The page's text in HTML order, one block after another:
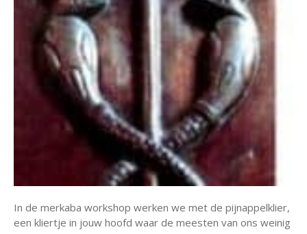
In de merkaba workshop werken we met de pijnappelklier,
een kliertje in jouw hoofd waar de meesten van ons weinig